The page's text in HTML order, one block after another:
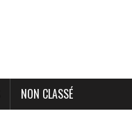
NON CLASSÉ